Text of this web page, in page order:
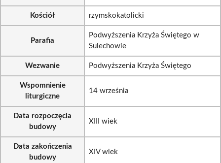
Kościół rzymskokatolicki
Parafia
Podwyższenia Krzyża Świętego w
Sulechowie
Wezwanie Podwyższenia Krzyża Świętego
Wspomnienie
liturgiczne
14 września
Data rozpoczęcia
budowy
XIII wiek
Data zakończenia
budowy
XIV wiek